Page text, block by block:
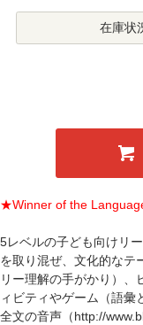
在庫状
★Winner of the
5レベルの子ども向けリ
を取り混ぜ、文化的なテ
リー理解の手がかり）、
ィビティやゲーム（語彙
全文の音声（http://